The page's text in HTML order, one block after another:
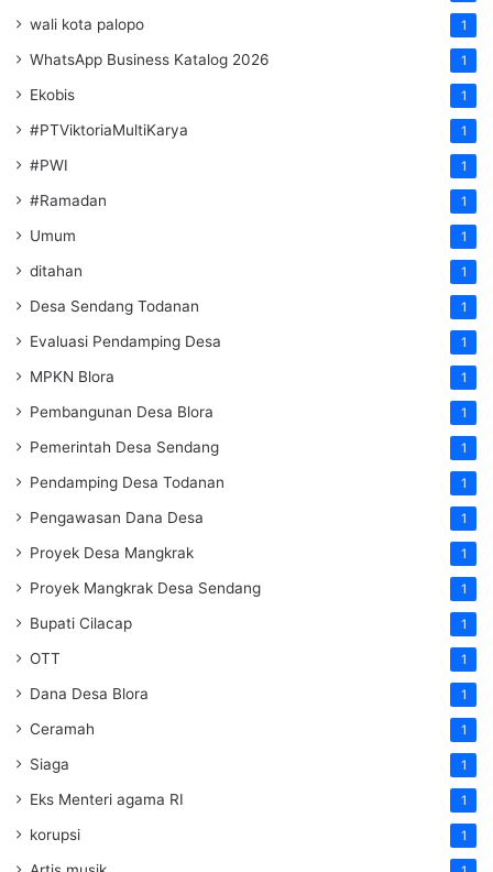
wali kota palopo 1
WhatsApp Business Katalog 2026 1
Ekobis 1
#PTViktoriaMultiKarya 1
#PWI 1
#Ramadan 1
Umum 1
ditahan 1
Desa Sendang Todanan 1
Evaluasi Pendamping Desa 1
MPKN Blora 1
Pembangunan Desa Blora 1
Pemerintah Desa Sendang 1
Pendamping Desa Todanan 1
Pengawasan Dana Desa 1
Proyek Desa Mangkrak 1
Proyek Mangkrak Desa Sendang 1
Bupati Cilacap 1
OTT 1
Dana Desa Blora 1
Ceramah 1
Siaga 1
Eks Menteri agama RI 1
korupsi 1